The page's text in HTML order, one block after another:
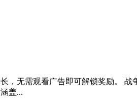
，无需观看广告即可解锁奖励。
盖...